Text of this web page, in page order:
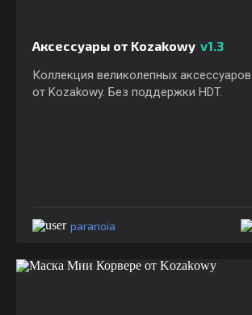
Аксессуары от Kozakowy v1.3
Коллекция великолепных
от Kozakowy. Без поддержки HDT.
paranoia